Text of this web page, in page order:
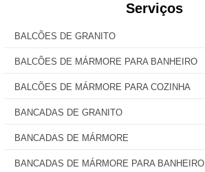
Serviços
BALCÕES DE GRANITO
BALCÕES DE MÁRMORE PARA BANHEIRO
BALCÕES DE MÁRMORE PARA COZINHA
BANCADAS DE GRANITO
BANCADAS DE MÁRMORE
BANCADAS DE MÁRMORE PARA BANHEIRO